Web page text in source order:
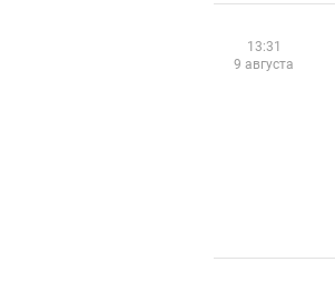
13:31
9 августа